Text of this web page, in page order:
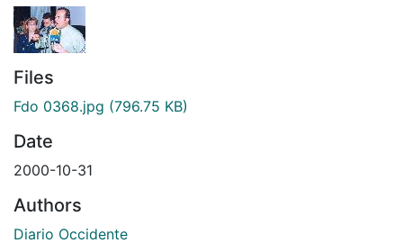
Files
Fdo 0368.jpg (796.75 KB)
Date
2000-10-31
Authors
Diario Occidente